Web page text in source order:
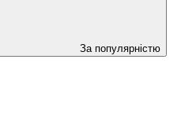
За популярністю